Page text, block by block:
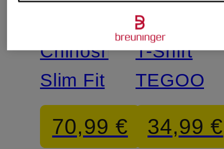
Chinoshorts
Slim Fit
70,99 €
BOSS
T-Shirt
TEGOOD
34,99 €